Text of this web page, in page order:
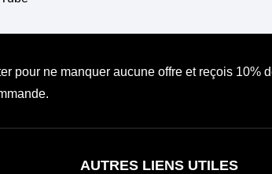
pour ne manquer aucune offre et reçois 10%
AUTRES LIENS UTILES